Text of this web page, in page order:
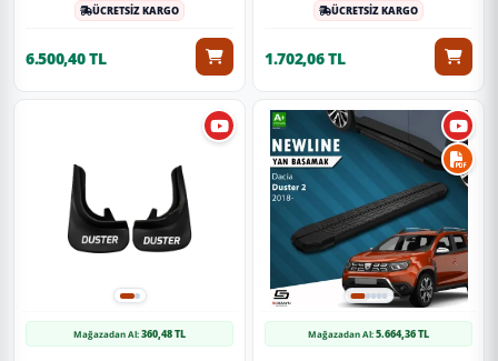
görmeyecek şekilde paketlenerek tarafınıza ulaştırılır. %100
ÜCRETSİZ KARGO
6.500,40 TL
ÜCRETSİZ KARGO
1.702,06 TL
Mağazadan Al:360,48 TL Mağazadan Al:5.664,36 TL